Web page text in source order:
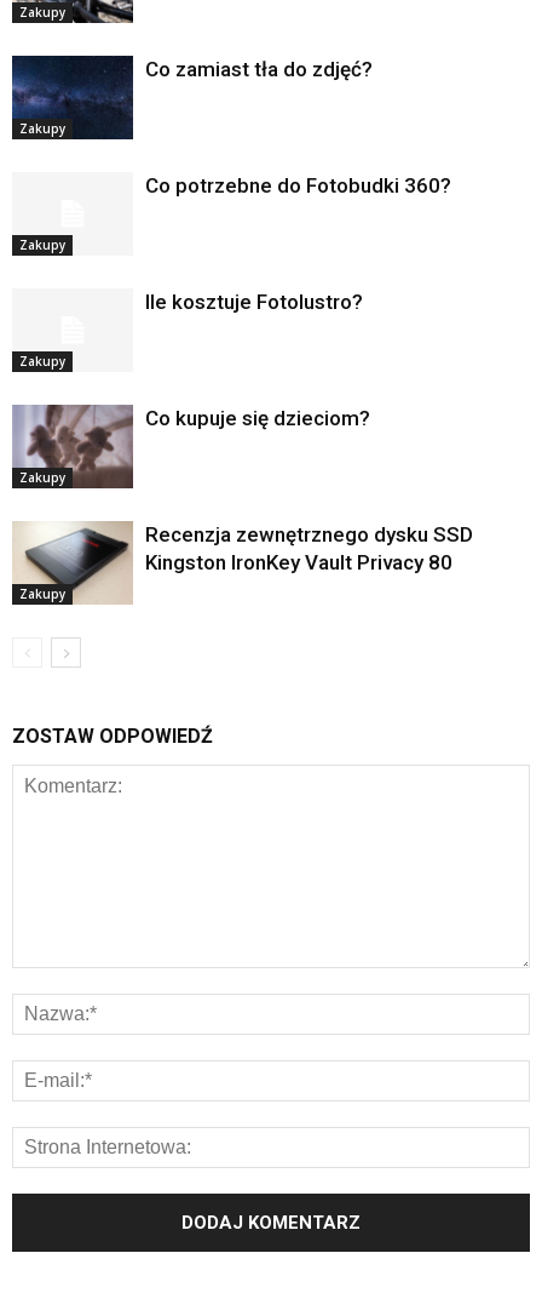
Zakupy
Zakupy
Co zamiast tła do zdjęć?
Zakupy
Co potrzebne do Fotobudki 360?
Zakupy
Ile kosztuje Fotolustro?
Zakupy
Co kupuje się dzieciom?
Zakupy
Recenzja zewnętrznego dysku SSD
Kingston IronKey Vault Privacy 80
ZOSTAW ODPOWIEDŹ